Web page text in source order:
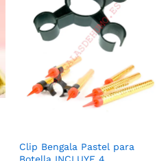
Clip Bengala Pastel para